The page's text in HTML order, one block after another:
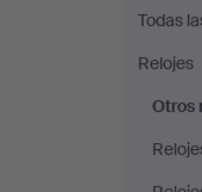
en
Todas
Relojes
Otros